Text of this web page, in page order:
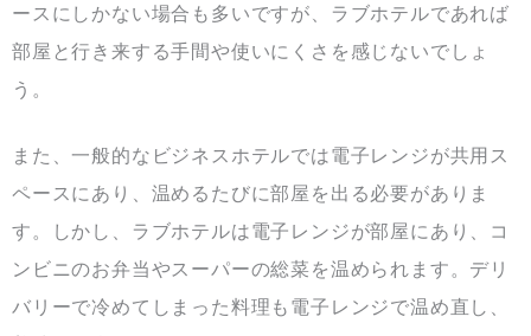
ースにしかない場合も多いですが、ラブホテルであれば
部屋と行き来する手間や使いにくさを感じないでしょ
う。
また、一般的なビジネスホテルでは電子レンジが共用ス
ペースにあり、温めるたびに部屋を出る必要がありま
す。しかし、ラブホテルは電子レンジが部屋にあり、コ
ンビニのお弁当やスーパーの総菜を温められます。デリ
バリーで冷めてしまった料理も電子レンジで温め直し、